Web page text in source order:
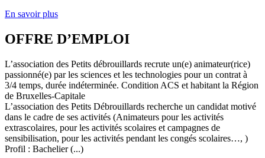
En savoir plus
OFFRE D’EMPLOI
L’association des Petits débrouillards recrute un(e) animateur(rice)
passionné(e) par les sciences et les technologies pour un contrat à
3/4 temps, durée indéterminée. Condition ACS et habitant la Région
de Bruxelles-Capitale
L’association des Petits Débrouillards recherche un candidat motivé
dans le cadre de ses activités (Animateurs pour les activités
extrascolaires, pour les activités scolaires et campagnes de
sensibilisation, pour les activités pendant les congés scolaires…, )
Profil : Bachelier (...)